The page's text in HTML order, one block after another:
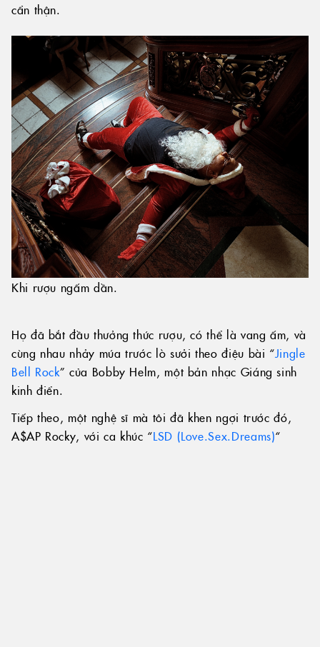
cẩn thận.
Khi rượu ngấm dần.
Họ đã bắt đầu thưởng thức rượu, có thể là vang ấm, và
cùng nhau nhảy múa trước lò sưởi theo điệu bài “Jingle
Bell Rock” của Bobby Helm, một bản nhạc Giáng sinh
kinh điển.
Tiếp theo, một nghệ sĩ mà tôi đã khen ngợi trước đó,
A$AP Rocky, với ca khúc “LSD (Love.Sex.Dreams)“